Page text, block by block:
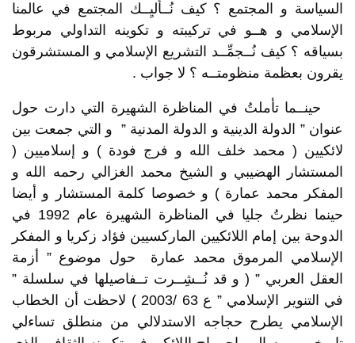
السياسة و المجتمع ؟ كيف نُــأَليِــك المجتمع في عالمنا
الإسلامي و هــو في تركيبته و تكوينه التداولي مربوط
بسياقه ؟ كيف نُــجمِّــد التشريع الإسلامي و المستشرقون
يقرون بعظمة منظومتــه ؟ لا جواب .
حينــما تأملتُ في المناظرة الشهيرة التي دارت حول
عنوان ” الدولة الدينية و الدولة المدنية ” و التي جمعت بين
لائكيين ( محمد خلف الله و فرج فودة ) و إسلاميين (
المستشار الهضيبي و الشيخ محمد الغزالي رحمه الله و
المفكر محمد عمارة ) و خصوصا كلمة المستشار و أيضا
حينما نظرتُ جليا في المناظرة الشهيرة عام 1992 في
الدوحة بين إمام اللائكيين الماركسيين فؤاد زكريا و المفكر
الإسلامي المرموق محمد عمارة حول موضوع ” أزمة
العقل العربي ” ( و قد نُــشِــرت تــفاصيلها في سلسلة ”
في التنوير الإسلامي ” ع 63 /2003 ) لاحظت أن الخطاب
الإسلامي يطرح حجاجه الاستدلالي من منطلق تساءلي